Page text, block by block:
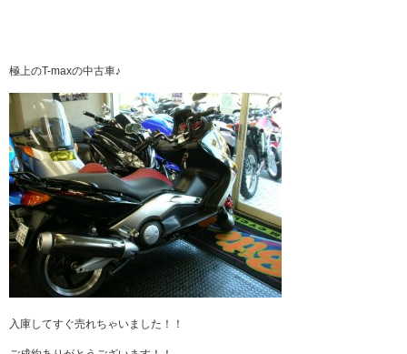
極上のT-maxの中古車♪
入庫してすぐ売れちゃいました！！